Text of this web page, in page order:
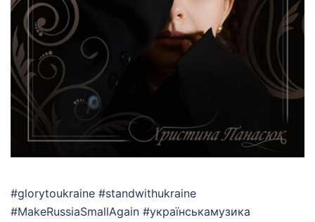
#glorytoukraine #standwithukraine
#MakeRussiaSmallAgain #українськамузика